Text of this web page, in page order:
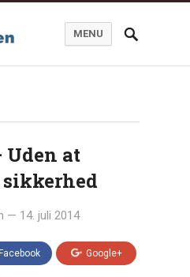
MENU
Uden at
— 14. juli 2014
Facebook Google+